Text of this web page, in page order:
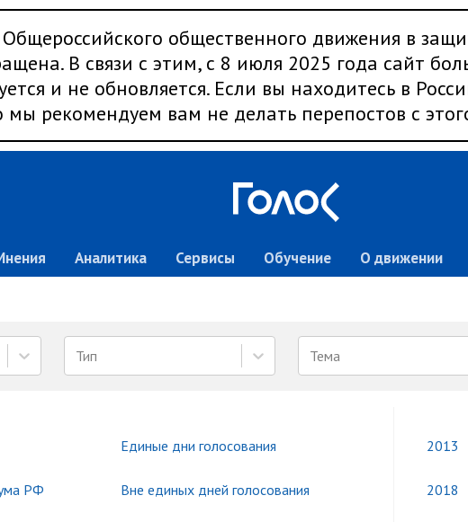
Общероссийского общественного движения в
В связи с этим, с 8 июля 2025 года сайт
и не обновляется. Если вы находитесь в
мы рекомендуем вам не делать перепостов с
Аналитика Сервисы Обучение О движении
Тип Тема
РФ
Единые дни голосования
Вне единых дней голосования
2013
2018